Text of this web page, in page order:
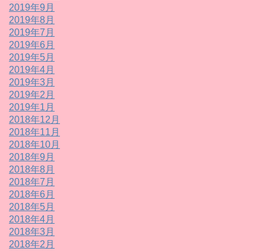
2019年9月
2019年8月
2019年7月
2019年6月
2019年5月
2019年4月
2019年3月
2019年2月
2019年1月
2018年12月
2018年11月
2018年10月
2018年9月
2018年8月
2018年7月
2018年6月
2018年5月
2018年4月
2018年3月
2018年2月